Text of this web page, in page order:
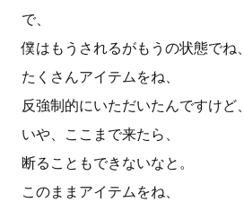
で、
僕はもうされるがもうの状態でね、
たくさんアイテムをね、
反強制的にいただいたんですけど、
いや、ここまで来たら、
断ることもできないなと。
このままアイテムをね、